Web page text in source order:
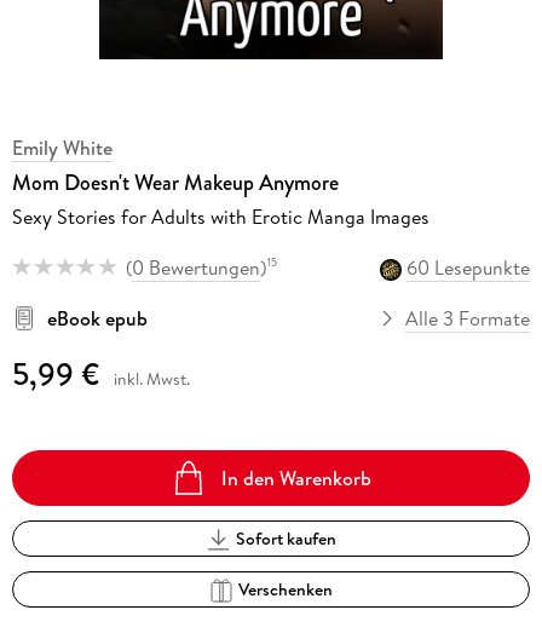
Emily White
Mom Doesn't Wear Makeup Anymore
Sexy Stories for Adults with Erotic Manga Images
(0 Bewertungen)15
60 Lesepunkte
eBook epub
Alle 3 Formate
5,99 € inkl. Mwst.
In den Warenkorb
Sofort kaufen
Verschenken